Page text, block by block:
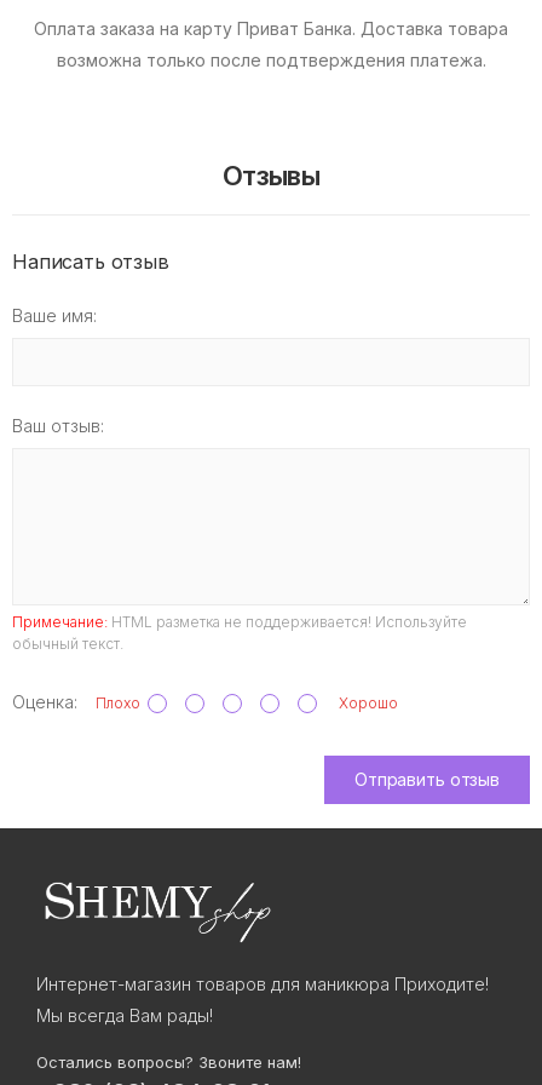
Оплата заказа на карту Приват Банка. Доставка товара
возможна только после подтверждения платежа.
Отзывы
Написать отзыв
Ваше имя:
Ваш отзыв:
Примечание: HTML разметка не поддерживается! Используйте
обычный текст.
Оценка: Плохо Хорошо
Отправить отзыв
Интернет-магазин товаров для маникюра Приходите!
Мы всегда Вам рады!
Остались вопросы? Звоните нам!